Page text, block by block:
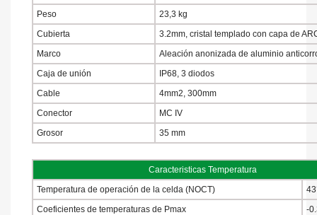
Peso
23,3 kg
Cubierta
3.2mm, cristal templado con capa de
Marco
Aleación anonizada de aluminio
Caja de unión
IP68, 3 diodos
Cable
4mm2, 300mm
Conector
MC IV
Grosor
35 mm
Caracteristicas Temperatura
Temperatura de operación de la celda (NOCT)
Coeficientes de temperaturas de Pmax
-